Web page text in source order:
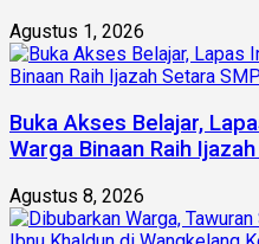
Agustus 1, 2026
Buka Akses Belajar,
Warga Binaan Raih
Agustus 8, 2026